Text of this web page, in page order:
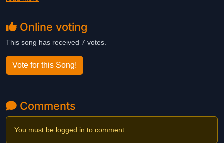
Online voting
This song has received 7 votes.
Vote for this Song!
Comments
You must be logged in to comment.